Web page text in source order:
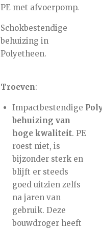
PE met afvoerpomp.
Schokbestendige
behuizing in
Polyetheen.
Troeven:
Impactbestendige
behuizing van
hoge kwaliteit. PE
roest niet, is
bijzonder sterk en
blijft er steeds
goed uitzien zelfs
na jaren van
gebruik. Deze
bouwdroger heeft